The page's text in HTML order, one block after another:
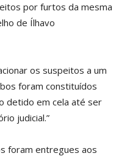
por furtos da mesma
de Ílhavo
os suspeitos a um
foram constituídos
detido em cela até ser
judicial.”
foram entregues aos